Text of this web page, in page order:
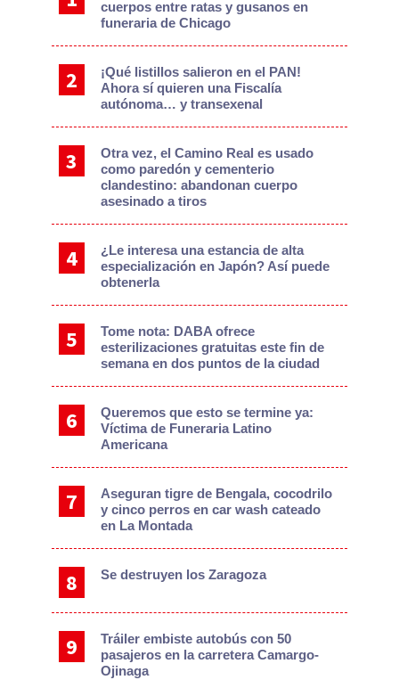
cuerpos entre ratas y gusanos en
funeraria de Chicago
¡Qué listillos salieron en el PAN!
Ahora sí quieren una Fiscalía
autónoma… y transexenal
Otra vez, el Camino Real es usado
como paredón y cementerio
clandestino: abandonan cuerpo
asesinado a tiros
¿Le interesa una estancia de alta
especialización en Japón? Así puede
obtenerla
Tome nota: DABA ofrece
esterilizaciones gratuitas este fin de
semana en dos puntos de la ciudad
Queremos que esto se termine ya:
Víctima de Funeraria Latino
Americana
Aseguran tigre de Bengala, cocodrilo
y cinco perros en car wash cateado
en La Montada
Se destruyen los Zaragoza
Tráiler embiste autobús con 50
pasajeros en la carretera Camargo-
Ojinaga